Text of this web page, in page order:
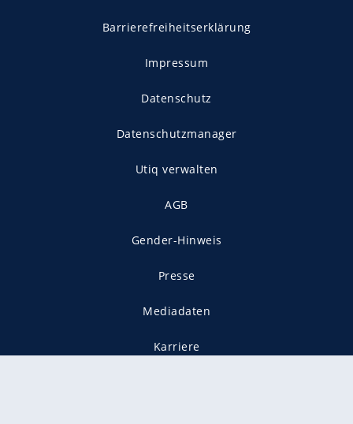
Barrierefreiheitserklärung
Impressum
Datenschutz
Datenschutzmanager
Utiq verwalten
AGB
Gender-Hinweis
Presse
Mediadaten
Karriere